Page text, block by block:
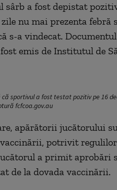
sârb a fost depistat
zile nu mai prezenta
s-a vindecat.
emis de Institutul de
sportivul a fost testat pozitiv pe 16
fcfcoa.gov.au
apărătorii jucătorului
vaccinării, potrivit
a primit aprobări
de la dovada vaccinării.